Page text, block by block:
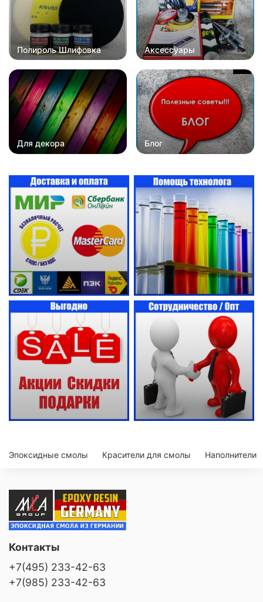
Полироль Шлифовка Аксессуары
Для декора Блог
Эпоксидные смолы Красители для смолы Наполнители
Контакты
+7(495) 233-42-63
+7(985) 233-42-63